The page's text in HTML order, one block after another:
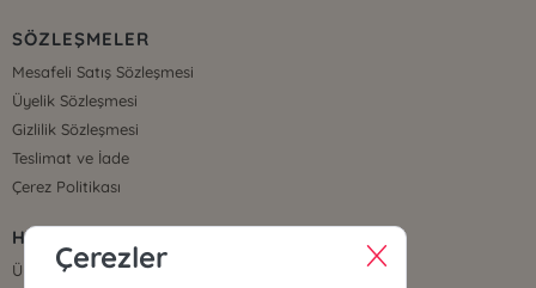
SÖZLEŞMELER
Mesafeli Satış Sözleşmesi
Üyelik Sözleşmesi
Gizlilik Sözleşmesi
Teslimat ve İade
Çerez Politikası
HIZLI ERİŞİM
Üye OlÇerezler